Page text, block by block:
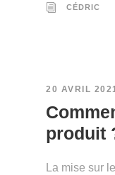
CÉDRIC
20 AVRIL
produit
La mise sur